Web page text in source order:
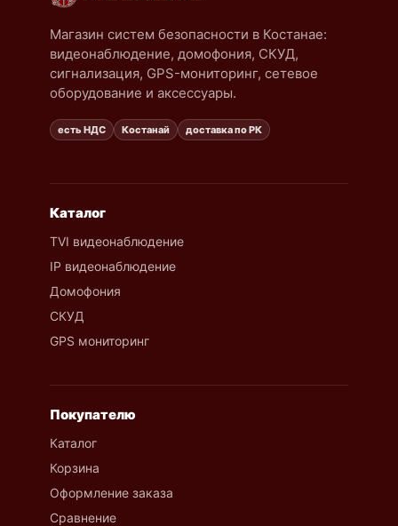
Магазин систем безопасности в Костанае:
видеонаблюдение, домофония, СКУД,
сигнализация, GPS-мониторинг, сетевое
оборудование и аксессуары.
есть НДС Костанай доставка по РК
Каталог
TVI видеонаблюдение
IP видеонаблюдение
Домофония
СКУД
GPS мониторинг
Покупателю
Каталог
Корзина
Оформление заказа
Сравнение